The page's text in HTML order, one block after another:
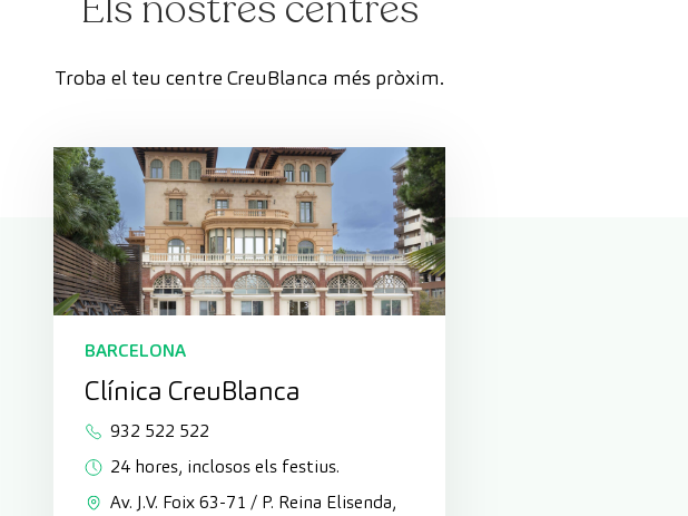
Troba el teu centre CreuBlanca més pròxim.
BARCELONA
Clínica CreuBlanca
932 522 522
24 hores, inclosos els festius.
Av. J.V. Foix 63-71 / P. Reina Elisenda,